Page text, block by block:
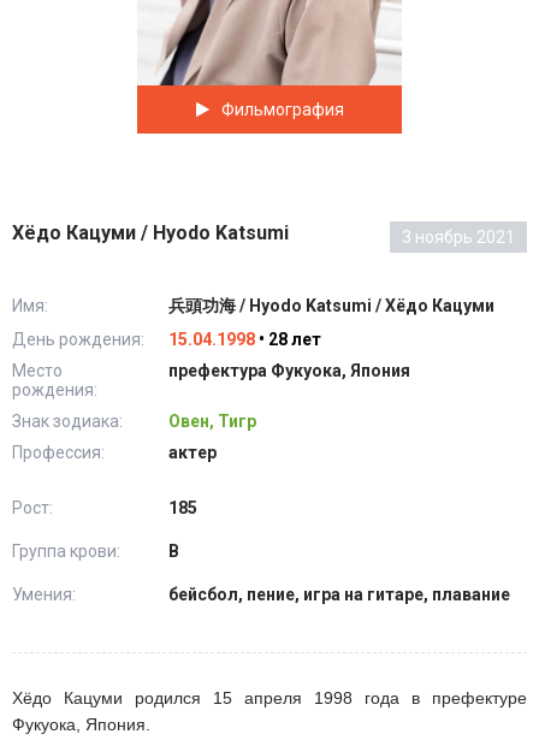
Фильмография
Хёдо Кацуми / Hyodo Katsumi 3 ноябрь 2021
Имя:
兵頭功海 / Hyodo Katsumi / Хёдо Кацуми
День рождения:
15.04.1998 • 28 лет
Место
рождения:
префектура Фукуока, Япония
Знак зодиака:
Овен, Тигр
Профессия:
актер
Рост: 185
Группа крови: В
Умения: бейсбол, пение, игра на гитаре, плавание
Хёдо Кацуми родился 15 апреля 1998 года в префектуре
Фукуока, Япония.